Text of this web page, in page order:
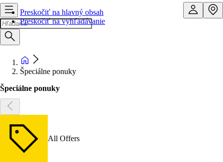
Preskočiť na hlavný obsah
Preskočiť na vyhľadávanie
Špeciálne ponuky
Špeciálne ponuky
All Offers